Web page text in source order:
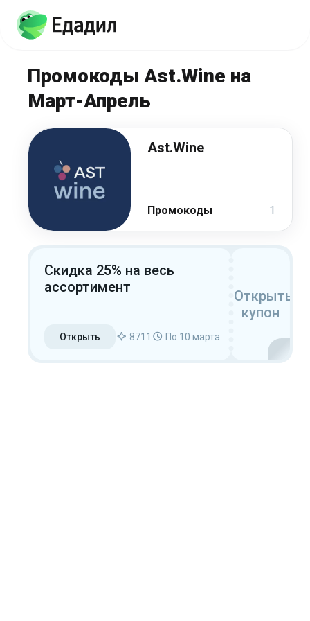
Промокоды Ast.Wine на
Март-Апрель
Ast.Wine
Промокоды 1
Скидка 25% на весь
ассортимент
Открыть 8711 По 10 марта
Открыть
купон